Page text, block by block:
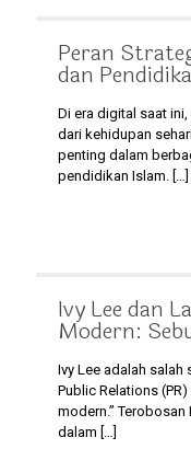
Peran
dan
Di era digital saat
dari kehidupan
penting dalam
pendidikan Islam.
Ivy Lee dan
Modern:
Ivy Lee adalah
Public Relations
modern.”
dalam